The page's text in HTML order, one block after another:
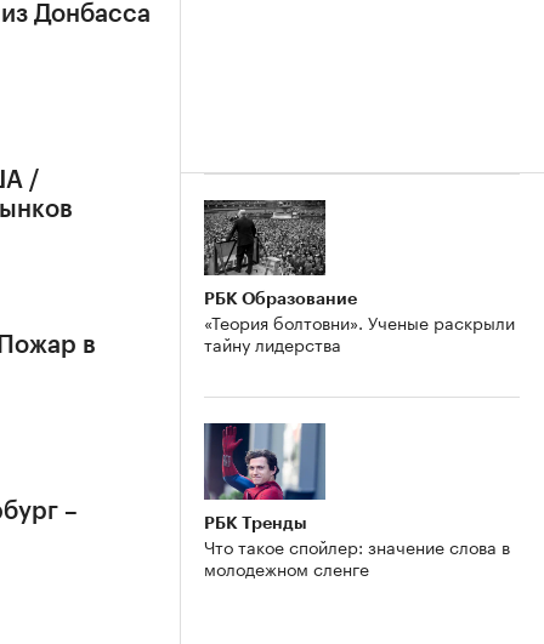
Донбасса
/
в
–
РБК Образование
«Теория болтовни». Ученые раскрыли
тайну лидерства
РБК Тренды
Что такое спойлер: значение слова в
молодежном сленге